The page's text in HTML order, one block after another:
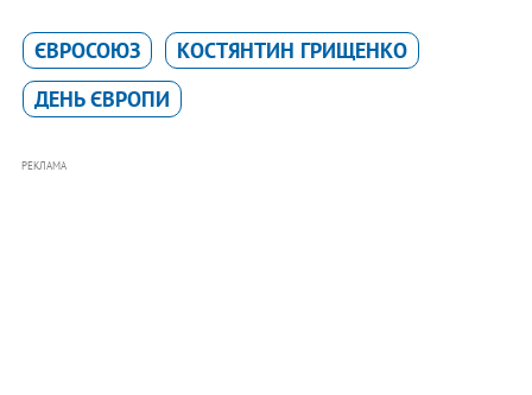
ЄВРОСОЮЗ
КОСТЯНТИН ГРИЩЕНКО
ДЕНЬ ЄВРОПИ
РЕКЛАМА